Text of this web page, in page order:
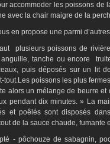
accommoder les poissons de
avec la chair maigre de la
en propose une parmi
plusieurs poissons de
tanche ou encore
puis déposés sur un lit
tout.Les poissons les plus
alors un mélange de beurre et
pendant dix minutes. » La
et poêlés sont disposés
de la sauce chaude, fumante
- pôchouze de sabagnin,